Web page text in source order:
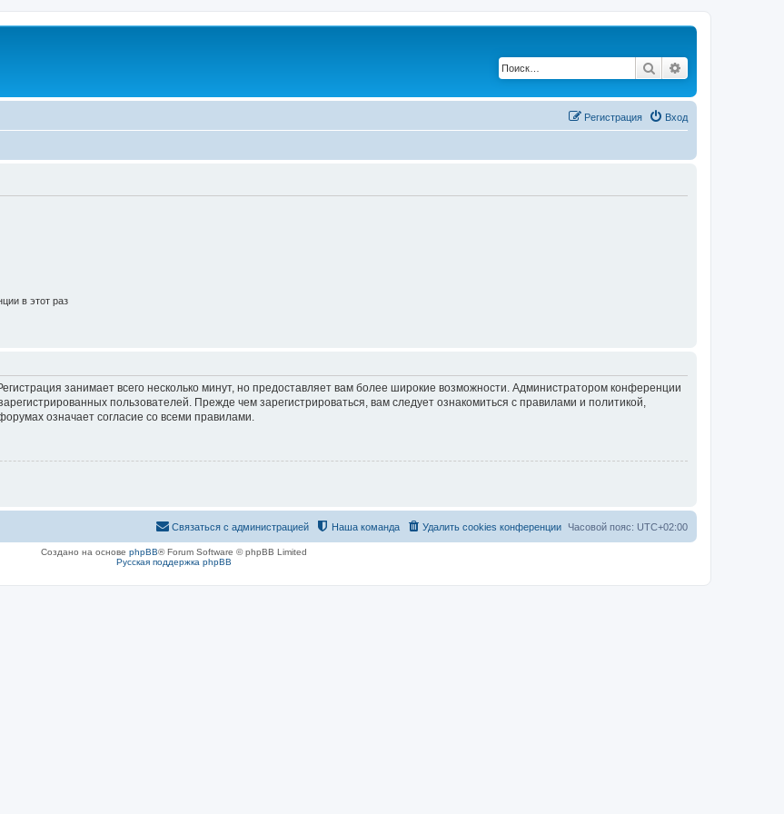
Поиск
Вход
Регистрация
в этот раз
занимает всего несколько минут, но предоставляет вам более широкие возможности. Администратором конференции
пользователей. Прежде чем зарегистрироваться, вам следует ознакомиться с правилами и политикой,
означает согласие со всеми правилами.
Часовой пояс: UTC+02:00
Удалить cookies конференции
Наша команда
Связаться с администрацией
Создано на основе phpBB® Forum Software © phpBB Limited
Русская поддержка phpBB